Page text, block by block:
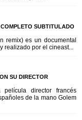
SUBTITULADO
remix) es un documental
realizado por el cineast...
SU DIRECTOR
director francés
de la mano Golem